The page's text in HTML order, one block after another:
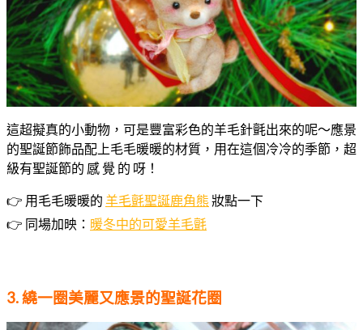
這超擬真的小動物，可是豐富彩色的羊毛針氈出來的呢～應景
的聖誕節飾品配上毛毛暖暖的材質，用在這個冷冷的季節，超
級有聖誕節的 感 覺 的 呀！
👉 用毛毛暖暖的 羊毛氈聖誕鹿角熊妝點一下
👉 同場加映： 暖冬中的可愛羊毛氈
3. 繞一圈美麗又應景的聖誕花圈